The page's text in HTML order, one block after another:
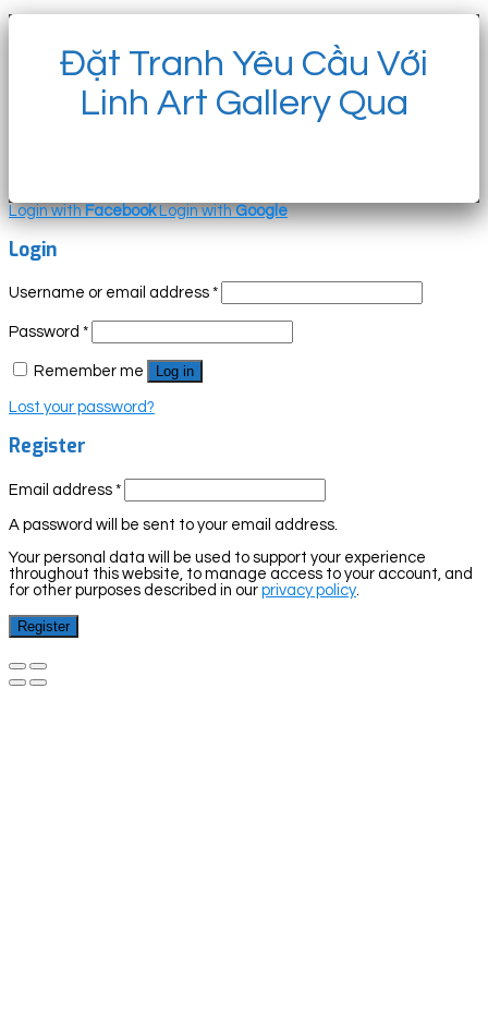
Đặt Tranh Yêu Cầu Với
Linh Art Gallery Qua
Login withFacebook Login withGoogle
Login
Username or email address *
Password *
Remember me Log in
Lost your password?
Register
Email address *
A password will be sent to your email address.
Your personal data will be used to support your experience
throughout this website, to manage access to your account, and
for other purposes described in our privacy policy.
Register